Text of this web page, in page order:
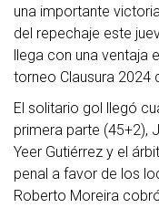
una importante
del repechaje este
llega con una ventaja
torneo Clausura 2024
El solitario gol llegó
primera parte (45+2),
Yeer Gutiérrez y el
penal a favor de los
Roberto Moreira